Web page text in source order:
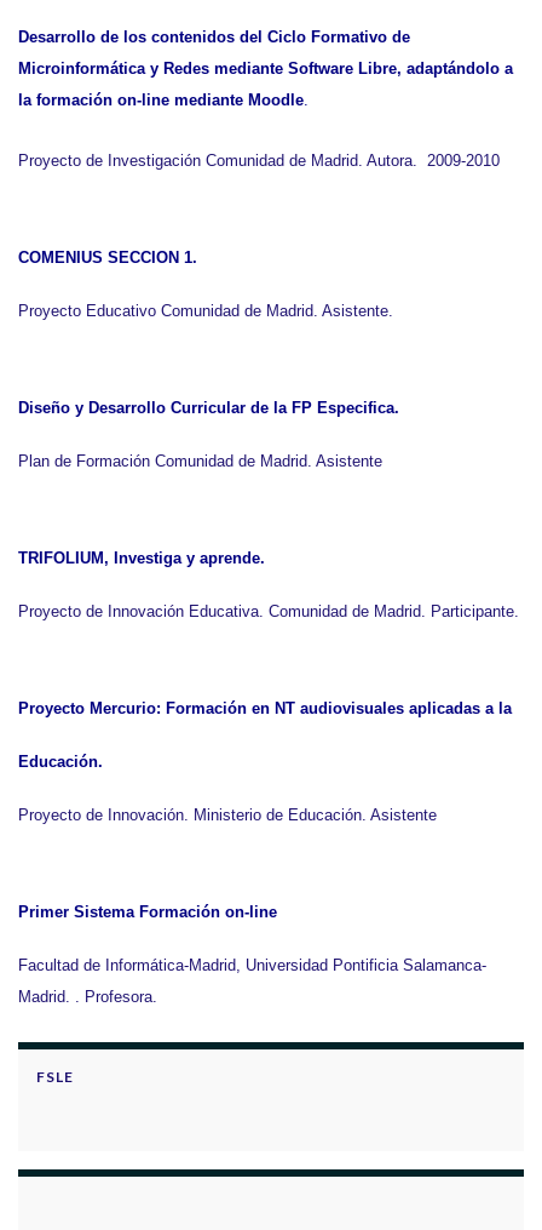
Desarrollo de los contenidos del Ciclo Formativo de
Microinformática y Redes mediante Software Libre, adaptándolo a
la formación on-line mediante Moodle
Proyecto de Investigación Comunidad de Madrid. Autora. 2009-2010
COMENIUS SECCION 1.
Proyecto Educativo Comunidad de Madrid. Asistente.
Diseño y Desarrollo Curricular de la FP Especifica.
Plan de Formación Comunidad de Madrid. Asistente
TRIFOLIUM, Investiga y aprende.
Proyecto de Innovación Educativa. Comunidad de Madrid. Participante.
Proyecto Mercurio: Formación en NT audiovisuales aplicadas a la
Educación.
Proyecto de Innovación. Ministerio de Educación. Asistente
Primer Sistema Formación on-line
Facultad de Informática-Madrid, Universidad Pontificia Salamanca-
Madrid. . Profesora.
FSLE